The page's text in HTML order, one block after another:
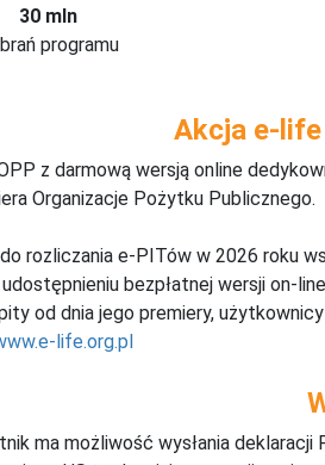
30 mln
programu
Akcja e-life
z darmową wersją online
Organizacje Pożytku Publicznego.
rozliczania e-PITów w 2026 roku
bezpłatnej wersji on-
od dnia jego premiery,
life.org.pl
ma możliwość wysłania